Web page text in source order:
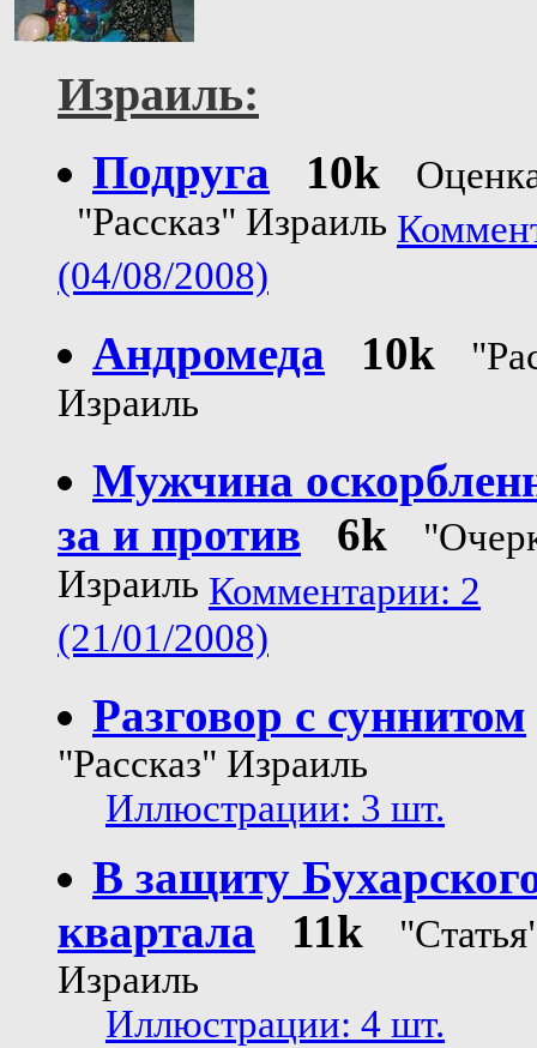
Израиль:
Подруга 10k
"Рассказ" Израиль
(04/08/2008)
Андромеда
10k
Израиль
Мужчина
за и против
6k
Израиль Комментарии: 2
(21/01/2008)
Разговор с суннитом
"Рассказ" Израиль
Иллюстрации: 3 шт.
В защиту
квартала
11k
Израиль
Иллюстрации: 4 шт.